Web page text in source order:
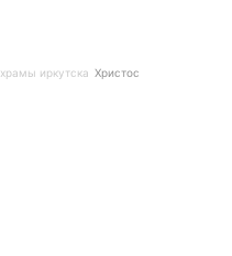
храмы иркутска Христос